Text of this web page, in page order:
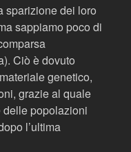
sparizione dei loro
sappiamo poco di
Ciò è dovuto
genetico,
grazie al quale
popolazioni
l’ultima